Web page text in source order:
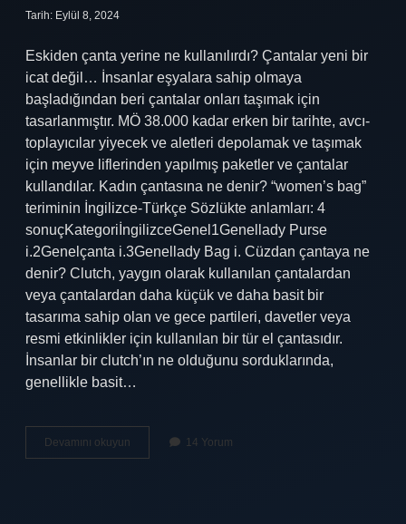
Tarih: Eylül 8, 2024
Eskiden çanta yerine ne kullanılırdı? Çantalar yeni bir
icat değil… İnsanlar eşyalara sahip olmaya
başladığından beri çantalar onları taşımak için
tasarlanmıştır. MÖ 38.000 kadar erken bir tarihte, avcı-
toplayıcılar yiyecek ve aletleri depolamak ve taşımak
için meyve liflerinden yapılmış paketler ve çantalar
kullandılar. Kadın çantasına ne denir? “women’s bag”
teriminin İngilizce-Türkçe Sözlükte anlamları: 4
sonuçKategoriİngilizceGenel1Genellady Purse
i.2Genelçanta i.3Genellady Bag i. Cüzdan çantaya ne
denir? Clutch, yaygın olarak kullanılan çantalardan
veya çantalardan daha küçük ve daha basit bir
tasarıma sahip olan ve gece partileri, davetler veya
resmi etkinlikler için kullanılan bir tür el çantasıdır.
İnsanlar bir clutch’ın ne olduğunu sorduklarında,
genellikle basit…
Devamını okuyun
Çantaya
14 Yorum